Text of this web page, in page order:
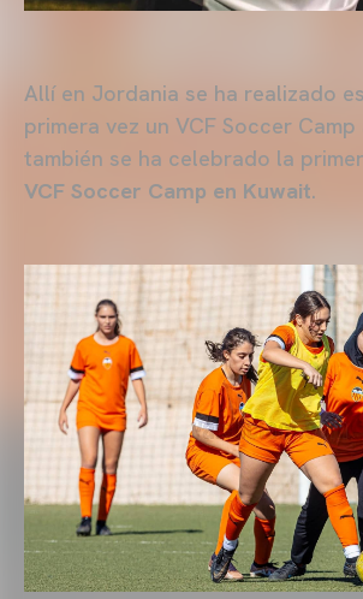
Allí en Jordania se ha realizado
primera vez un VCF Soccer
también se ha celebrado la
VCF Soccer Camp en Kuwait.